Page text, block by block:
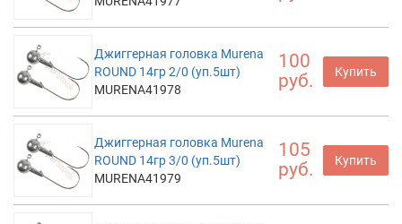
Джиггерная головка Murena
ROUND 14гр 2/0 (уп.5шт)
MURENA41978
100
руб.
Купить
Джиггерная головка Murena
ROUND 14гр 3/0 (уп.5шт)
MURENA41979
105
руб.
Купить